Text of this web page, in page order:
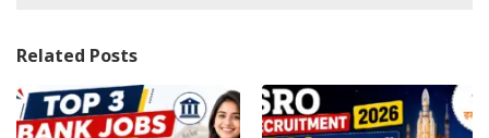
Related Posts